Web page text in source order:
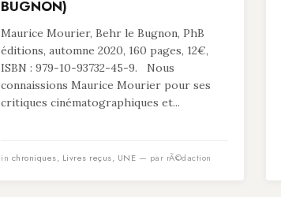
BUGNON)
Maurice Mourier, Behr le Bugnon, PhB
éditions, automne 2020, 160 pages, 12€,
ISBN : 979-10-93732-45-9. Nous
connaissions Maurice Mourier pour ses
critiques cinématographiques et...
in chroniques, Livres reçus, UNE — par rÃ©daction